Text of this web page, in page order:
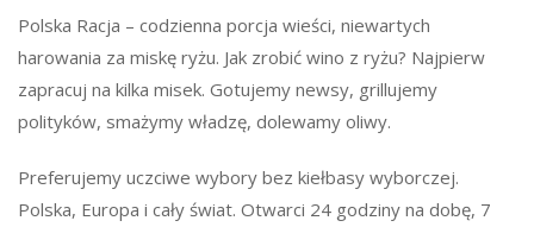
Polska Racja – codzienna porcja wieści, niewartych
harowania za miskę ryżu. Jak zrobić wino z ryżu? Najpierw
zapracuj na kilka misek. Gotujemy newsy, grillujemy
polityków, smażymy władzę, dolewamy oliwy.
Preferujemy uczciwe wybory bez kiełbasy wyborczej.
Polska, Europa i cały świat. Otwarci 24 godziny na dobę, 7